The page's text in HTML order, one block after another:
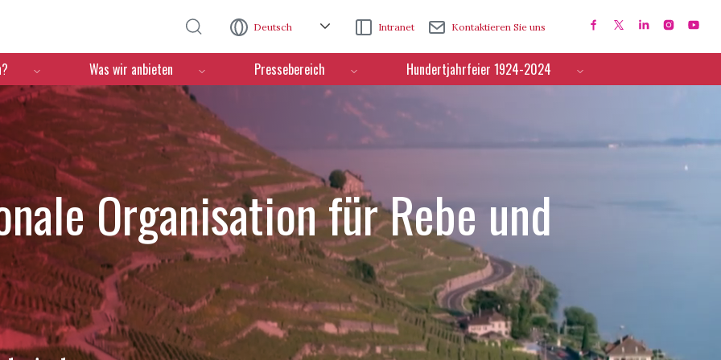
Deutsch Intranet Kontaktieren Sie uns
Was wir anbieten Pressebereich Hundertjahrfeier 1924-2024
Organisation für Rebe und